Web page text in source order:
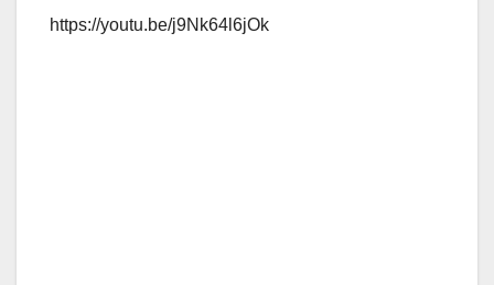
https://youtu.be/j9Nk64l6jOk